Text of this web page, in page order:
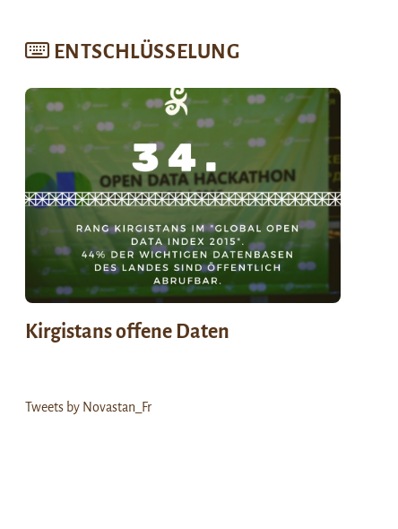
ENTSCHLÜSSELUNG
Kirgistans offene Daten
Tweets by Novastan_Fr